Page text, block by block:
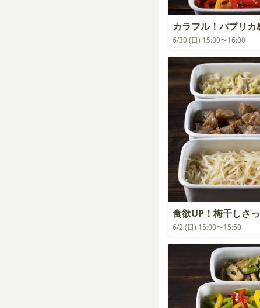
カラフル！パプリカ
6/30 (日) 15:00〜16:00
食欲UP！梅干しさ
6/2 (日) 15:00〜15:50